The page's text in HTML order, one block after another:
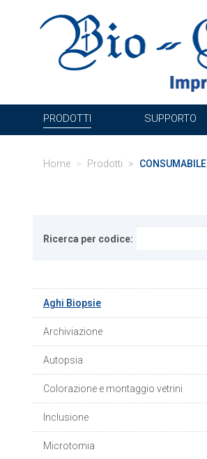
PRODOTTI SUPPORTO
Home Prodotti CONSUMABILE
Ricerca per codice:
Aghi Biopsie
Archiviazione
Autopsia
Colorazione e montaggio vetrini
Inclusione
Microtomia